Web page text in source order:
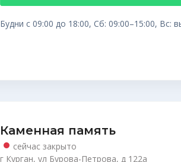
Будни с 09:00 до 18:00, Сб: 09:00–15:00, Вс:
Каменная память
сейчас закрыто
г Курган, ул Бурова-Петрова, д 122а